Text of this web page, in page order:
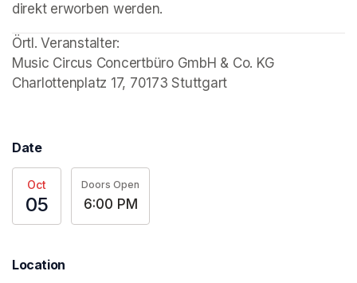
direkt erworben werden.
Örtl. Veranstalter:
Music Circus Concertbüro GmbH & Co. KG
Charlottenplatz 17, 70173 Stuttgart
Date
Oct
05
Doors Open
6:00 PM
Location